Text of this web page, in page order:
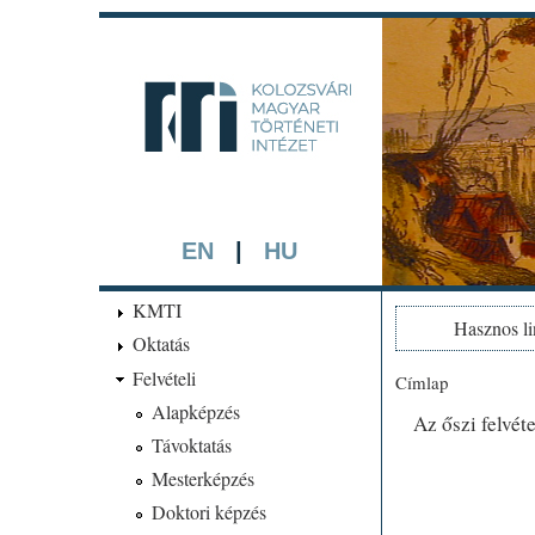
EN HU
A háttérben
KMTI
Oktatás
Felvételi
Alapképzés
Távoktatás
Mesterképzés
Doktori képzés
Hasznos
Jelenlegi
Címlap
Az őszi